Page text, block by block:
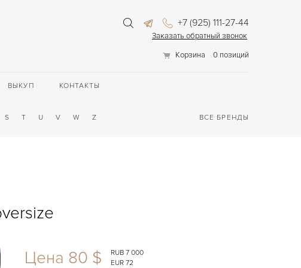
+7 (925) 111-27-44
Заказать обратный звонок
Корзина
0 позиций
ВЫКУП КОНТАКТЫ
S T U V W Z ВСЕ БРЕНДЫ
Цена 80 $
RUB 7 000
EUR 72